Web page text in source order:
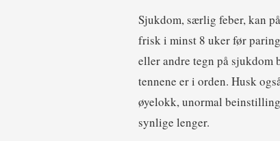
Sjukdom, særlig feber, kan
frisk i minst 8 uker før
eller andre tegn på
tennene er i orden. Husk
øyelokk, unormal
synlige lenger.